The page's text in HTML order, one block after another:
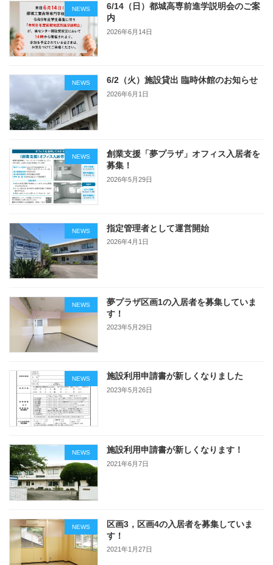
NEWS
6/14（日）都城高専前進学説明会のご案
内
2026年6月14日
NEWS 6/2（火）施設貸出 臨時休館のお知らせ
2026年6月1日
NEWS
創業支援「夢プラザ」オフィス入居者を
募集！
2026年5月29日
NEWS 指定管理者として運営開始
2026年4月1日
NEWS
夢プラザ区画1の入居者を募集していま
す！
2023年5月29日
NEWS 施設利用申請書が新しくなりました
2023年5月26日
NEWS 施設利用申請書が新しくなります！
2021年6月7日
NEWS
区画3，区画4の入居者を募集していま
す！
2021年1月27日